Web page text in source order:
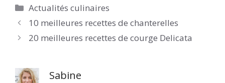
Catégories
Actualités culinaires
10 meilleures recettes de chanterelles
20 meilleures recettes de courge Delicata
Sabine